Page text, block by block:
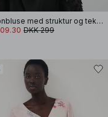
Chiffonbluse med struktur og tekstureret talje
DKK 299